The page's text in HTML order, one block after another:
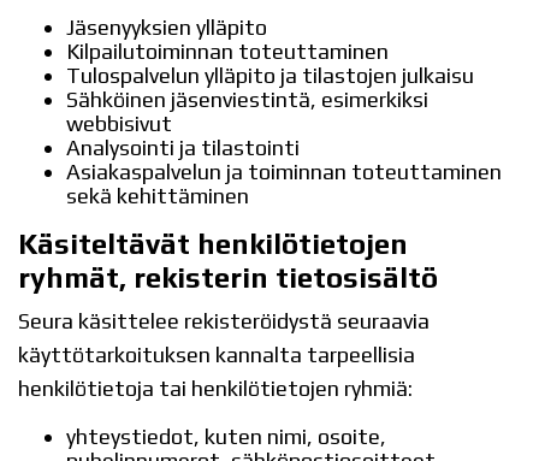
Jäsenyyksien ylläpito
Kilpailutoiminnan toteuttaminen
Tulospalvelun ylläpito ja tilastojen julkaisu
Sähköinen jäsenviestintä, esimerkiksi
webbisivut
Analysointi ja tilastointi
Asiakaspalvelun ja toiminnan toteuttaminen
sekä kehittäminen
Käsiteltävät henkilötietojen
ryhmät, rekisterin tietosisältö
Seura käsittelee rekisteröidystä seuraavia
käyttötarkoituksen kannalta tarpeellisia
henkilötietoja tai henkilötietojen ryhmiä:
yhteystiedot, kuten nimi, osoite,